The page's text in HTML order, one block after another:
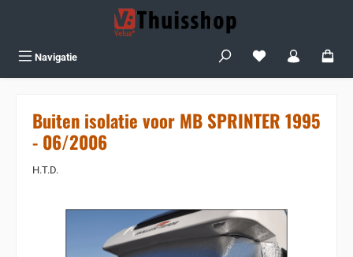
Navigatie Je hebt 0 items op
Buiten isolatie voor MB SPRINTER 1995
- 06/2006
H.T.D.
Sla de afbeeldingengalerij over